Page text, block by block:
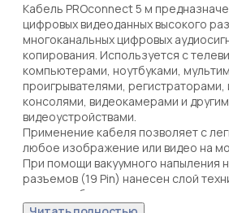
Кабель PROconnect 5 м
цифровых видеоданных высокого
многоканальных цифровых
копирования. Используется с
компьютерами, ноутбуками,
проигрывателями, регистраторами,
консолями, видеокамерами и
видеоустройствами.
Применение кабеля позволяет с
любое изображение или видео на
При помощи вакуумного напыления
разъемов (19 Pin) нанесен слой
что способствует повышению
показателей изображения и звука.